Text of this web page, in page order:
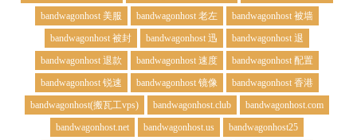
bandwagonhost 美服
bandwagonhost 老左
bandwagonhost 被墙
bandwagonhost 被封
bandwagonhost 迅
bandwagonhost 退
bandwagonhost 退款
bandwagonhost 速度
bandwagonhost 配置
bandwagonhost 锐速
bandwagonhost 镜像
bandwagonhost 香港
bandwagonhost(搬瓦工vps)
bandwagonhost.club
bandwagonhost.com
bandwagonhost.net
bandwagonhost.us
bandwagonhost25